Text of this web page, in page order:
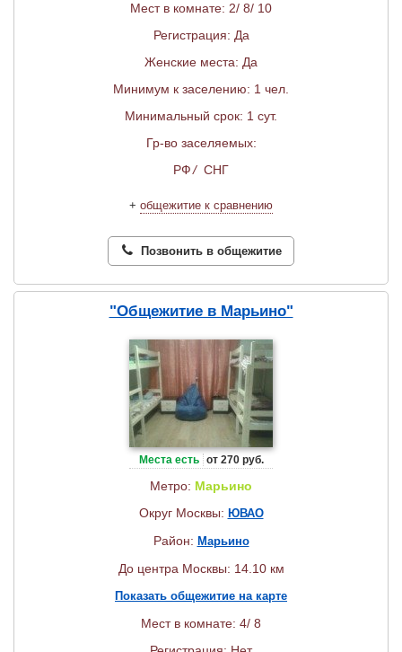
Мест в комнате: 2/ 8/ 10
Регистрация: Да
Женские места: Да
Минимум к заселению: 1 чел.
Минимальный срок: 1 сут.
Гр-во заселяемых:
РФ/ СНГ
+ общежитие к сравнению
Позвонить в общежитие
"Общежитие в Марьино"
Места есть от 270 руб.
Метро: Марьино
Округ Москвы: ЮВАО
Район: Марьино
До центра Москвы: 14.10 км
Показать общежитие на карте
Мест в комнате: 4/ 8